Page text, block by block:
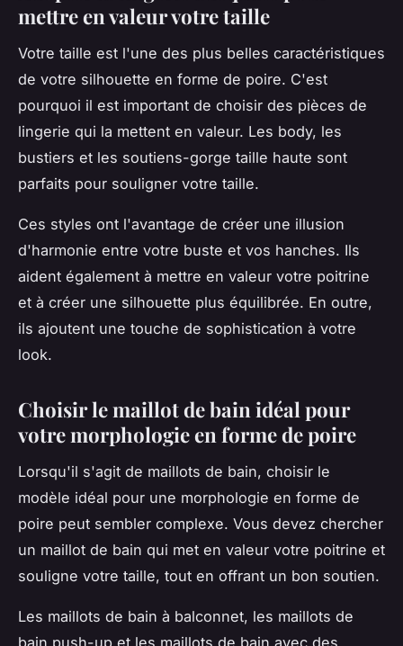
mettre en valeur votre taille
Votre taille est l'une des plus belles caractéristiques
de votre silhouette en forme de poire. C'est
pourquoi il est important de choisir des pièces de
lingerie qui la mettent en valeur. Les body, les
bustiers et les soutiens-gorge taille haute sont
parfaits pour souligner votre taille.
Ces styles ont l'avantage de créer une illusion
d'harmonie entre votre buste et vos hanches. Ils
aident également à mettre en valeur votre poitrine
et à créer une silhouette plus équilibrée. En outre,
ils ajoutent une touche de sophistication à votre
look.
Choisir le maillot de bain idéal pour
votre morphologie en forme de poire
Lorsqu'il s'agit de maillots de bain, choisir le
modèle idéal pour une morphologie en forme de
poire peut sembler complexe. Vous devez chercher
un maillot de bain qui met en valeur votre poitrine et
souligne votre taille, tout en offrant un bon soutien.
Les maillots de bain à balconnet, les maillots de
bain push-up et les maillots de bain avec des